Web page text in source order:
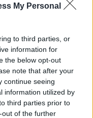
My Personal
to third parties, or
information for
the below opt-out
note that after your
continue seeing
information utilized by
third parties prior to
of the further